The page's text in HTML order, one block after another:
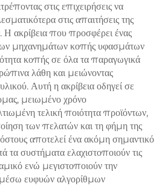
στις επιχειρήσεις να
στις απαιτήσεις της
Η ακρίβεια που προσφέρει ένας
μηχανημάτων κοπής υφασμάτων
κοπής σε όλα τα παραγωγικά
λάθη και μειώνοντας
Αυτή η ακρίβεια οδηγεί σε
μειωμένο χρόνο
τελική ποιότητα προϊόντων,
των πελατών και τη φήμη της
αποτελεί ένα ακόμη σημαντικό
τα συστήματα ελαχιστοποιούν τις
ενώ μεγιστοποιούν την
ευφυών αλγορίθμων